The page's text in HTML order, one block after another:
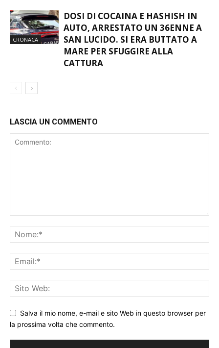
CRONACA
DOSI DI COCAINA E HASHISH IN
AUTO, ARRESTATO UN 36ENNE A
SAN LUCIDO. SI ERA BUTTATO A
MARE PER SFUGGIRE ALLA
CATTURA
LASCIA UN COMMENTO
Salva il mio nome, e-mail e sito Web in questo browser per
la prossima volta che commento.